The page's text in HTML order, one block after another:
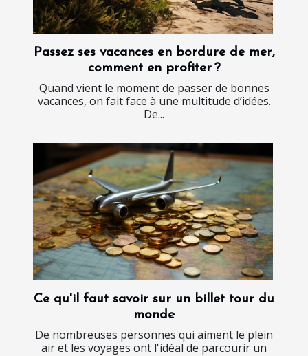
Passez ses vacances en bordure de mer,
comment en profiter ?
Quand vient le moment de passer de bonnes
vacances, on fait face à une multitude d’idées.
De...
Ce qu'il faut savoir sur un billet tour du
monde
De nombreuses personnes qui aiment le plein
air et les voyages ont l'idéal de parcourir un